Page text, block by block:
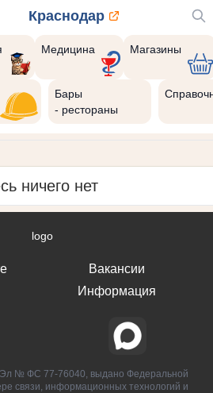
Краснодар
Медицина Магазины
Бары
- рестораны
ничего нет
Вакансии
Информация
Эл № ФС 77-76040, выдано Федеральной
связи, информационных технологий и